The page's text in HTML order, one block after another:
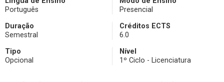
Português
Presencial
Duração
Semestral
Créditos ECTS
6.0
Tipo
Opcional
Nível
1º Ciclo - Licenciatura